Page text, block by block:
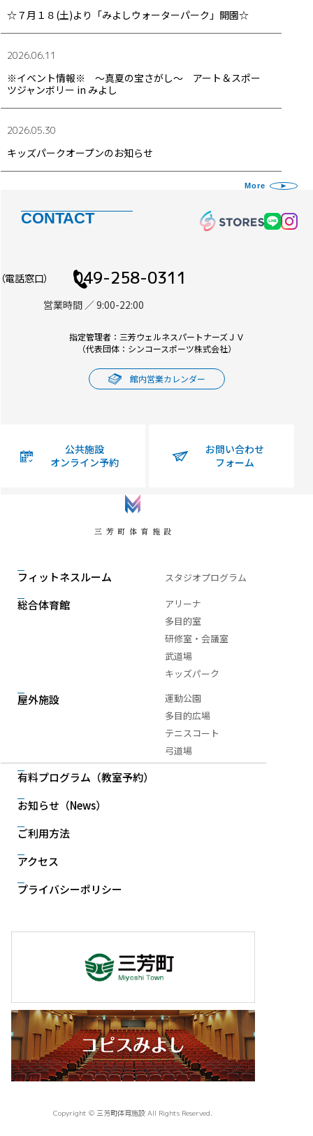
☆７月１８(土)より「みよしウォーターパーク」開園☆
2026.06.11
※イベント情報※ ～真夏の宝さがし～ アート＆スポー
ツジャンボリー in みよし
2026.05.30
キッズパークオープンのお知らせ
More
CONTACT
（電話窓口） 049-258-0311
営業時間 ／ 9:00-22:00
指定管理者：三芳ウェルネスパートナーズＪＶ
（代表団体：シンコースポーツ株式会社）
館内営業カレンダー
公共施設
オンライン予約
お問い合わせ
フォーム
三芳町体育施設
フィットネスルーム スタジオプログラム
総合体育館
アリーナ
多目的室
研修室・会議室
武道場
キッズパーク
屋外施設
運動公園
多目的広場
テニスコート
弓道場
有料プログラム （教室予約）
お知らせ （News）
ご利用方法
アクセス
プライバシーポリシー
Copyright © 三芳町体育施設 All Rights Reserved.